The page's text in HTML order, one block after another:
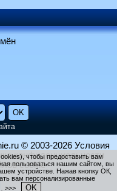
© 2003-2026 Условия
конфиденциальности
cookie
чтобы предоставить вам
пользоваться нашим сайтом, вы
устройстве. Нажав кнопку ОК,
вам персонализированные
>>> OK